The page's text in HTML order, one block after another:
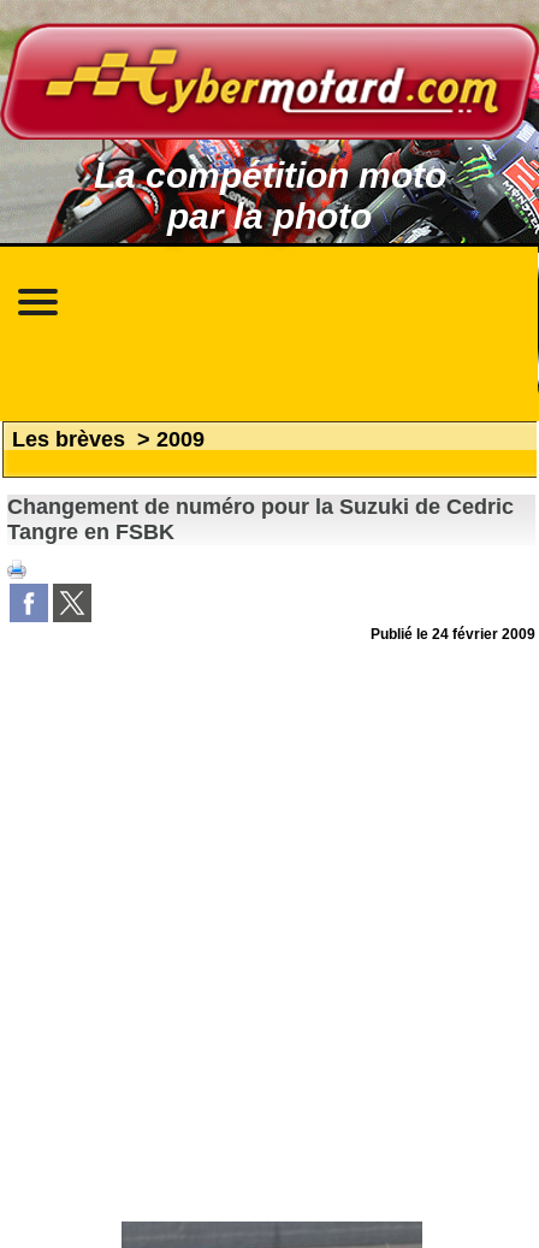
La compétition moto
par la photo
Les brèves > 2009
Changement de numéro pour la Suzuki de Cedric
Tangre en FSBK
Publié le24 février 2009